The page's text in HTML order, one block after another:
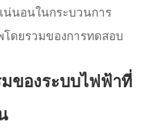
นอนในกระบวนการ
โดยรวมของการทดสอบ
ของระบบไฟฟ้าที่